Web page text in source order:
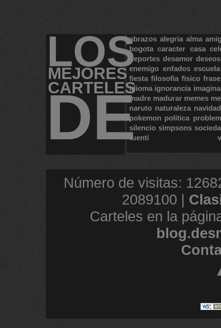
LOS
MEJORES
CARTELES
DE
abrazos alegria alma
bogota caracter casa
deportes desamor deseos
enemigo enfados escuela
fiesta filosofia fisico
idioma ignorancia
madre madurar memes
naruto naturaleza navidad
pokemon politica
silencio simpsons
tuenti
Número de visitas:
2089100 |
Carteles en la